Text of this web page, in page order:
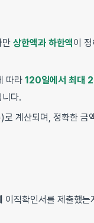
만 상한액과 하한액이
따라 120일에서 최대
다.
계산되며, 정확한 금
직확인서를 제출했는